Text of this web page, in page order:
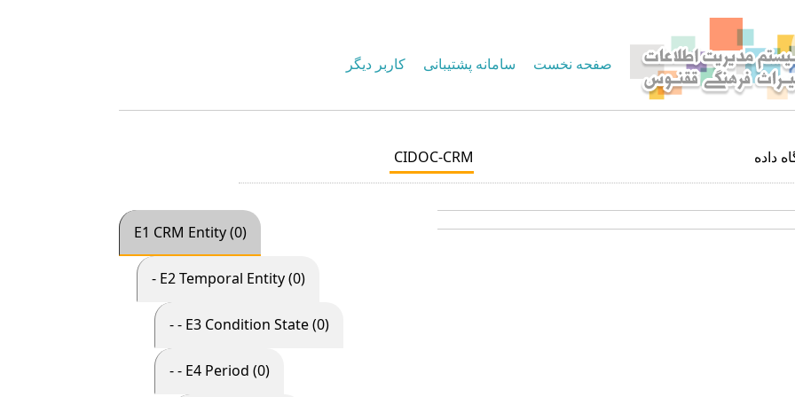
صفحه نخست سامانه پشتیبانی کاربر دیگر
داده CIDOC-CRM
E1 CRM Entity (0)
- E2 Temporal Entity (0)
- - E3 Condition State (0)
- - E4 Period (0)